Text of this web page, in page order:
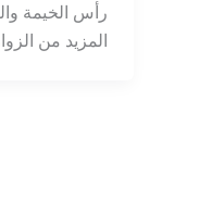
رأس الخيمة
المزيد من